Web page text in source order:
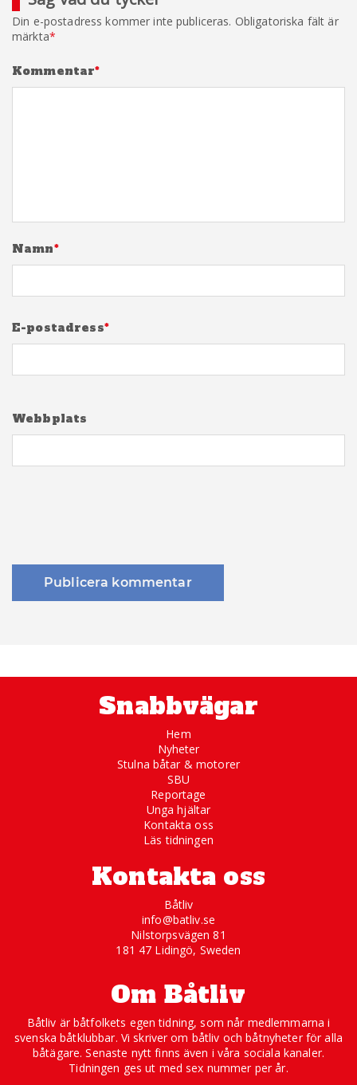
Din e-postadress kommer inte publiceras. Obligatoriska fält är
märkta*
Kommentar*
Namn*
E-postadress*
Webbplats
Snabbvägar
Hem
Nyheter
Stulna båtar & motorer
SBU
Reportage
Unga hjältar
Kontakta oss
Läs tidningen
Kontakta oss
Båtliv
info@batliv.se
Nilstorpsvägen 81
181 47 Lidingö, Sweden
Om Båtliv
Båtliv är båtfolkets egen tidning, som når medlemmarna i
svenska båtklubbar. Vi skriver om båtliv och båtnyheter för alla
båtägare. Senaste nytt finns även i våra sociala kanaler.
Tidningen ges ut med sex nummer per år.